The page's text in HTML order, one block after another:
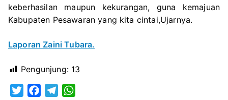
keberhasilan maupun kekurangan, guna kemajuan
Kabupaten Pesawaran yang kita cintai,Ujarnya.
Laporan Zaini Tubara.
Pengunjung: 13